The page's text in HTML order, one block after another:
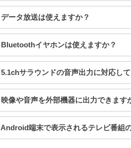
データ放送は使えますか？
Bluetoothイヤホンは使えますか？
5.1chサラウンドの音声出力に対応し
映像や音声を外部機器に出力できます
Android端末で表示されるテレビ番組